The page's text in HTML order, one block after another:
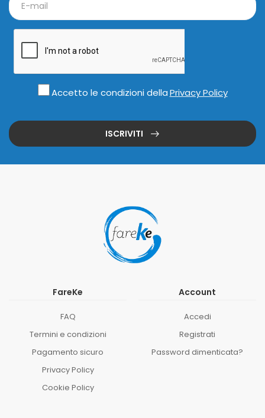
Accetto le condizioni dellaPrivacy Policy
ISCRIVITI
FareKe
FAQ
Termini e condizioni
Pagamento sicuro
Privacy Policy
Cookie Policy
Account
Accedi
Registrati
Password dimenticata?